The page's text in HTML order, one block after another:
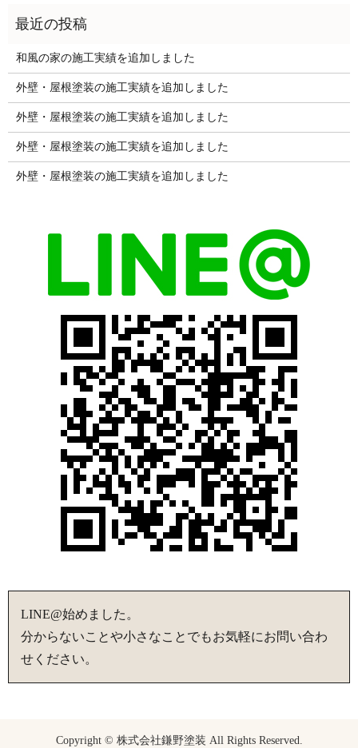
和風の家の施工実績を追加しました
外壁・屋根塗装の施工実績を追加しました
外壁・屋根塗装の施工実績を追加しました
外壁・屋根塗装の施工実績を追加しました
外壁・屋根塗装の施工実績を追加しました
LINE@始めました。
分からないことや小さなことでもお気軽にお問い合わ
せください。
Copyright © 株式会社鎌野塗装 All Rights Reserved.